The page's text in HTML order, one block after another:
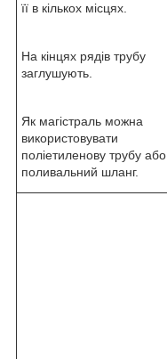
її в кількох місцях.
На кінцях рядів трубу
заглушують.
Як магістраль можна
використовувати
поліетиленову трубу або
поливальний шланг.